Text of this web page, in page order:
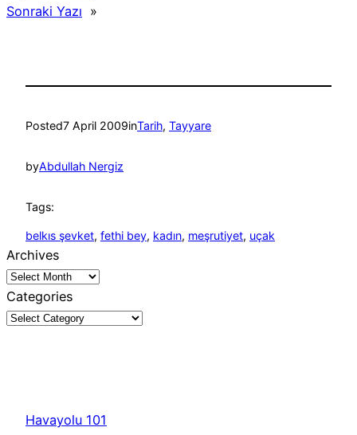
Sonraki Yazı »
Posted7 April 2009inTarih, Tayyare
byAbdullah Nergiz
Tags:
belkıs şevket, fethi bey, kadın, meşrutiyet, uçak
Archives
Categories
Havayolu 101